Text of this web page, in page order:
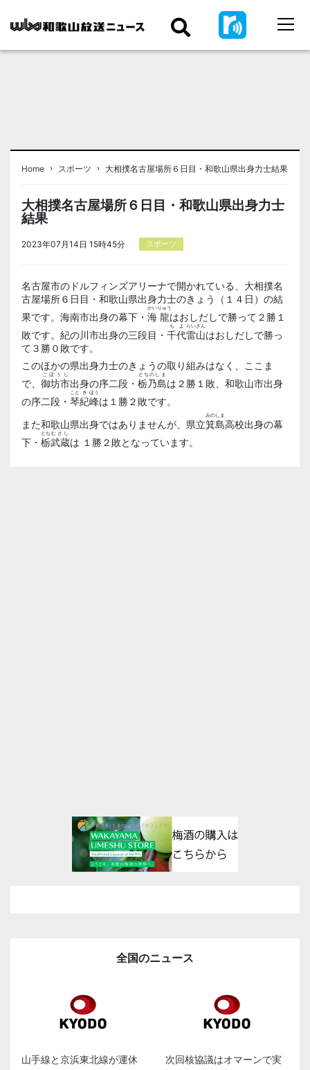
Home › スポーツ › 大相撲名古屋場所６日目・和歌山県出身力士結果
大相撲名古屋場所６日目・和歌山県出身力士
結果
2023年07月14日 15時45分 スポーツ
名古屋市のドルフィンズアリーナで開かれている、大相撲名
古屋場所６日目・和歌山県出身力士のきょう（１４日）の結
果です。海南市出身の幕下・ 海
かい
龍
りゅう
はおしだしで勝って２勝１
敗です。紀の川市出身の三段目・ 千代
ちよ
雷山
らいざん
はおしだしで勝っ
て３勝０敗です。
このほかの県出身力士のきょうの取り組みはなく、ここま
で、 御坊市
ごぼうし
出身の序二段・ 栃乃島
とちのしま
は２勝１敗、和歌山市出身
の序二段・ 琴
こと
紀
き
峰
ほう
は１勝２敗です。
また和歌山県出身ではありませんが、県立箕島
みのしま
高校出身の幕
下・ 栃
とち
武蔵
むさし
は １勝２敗となっています。
全国のニュース
山手線と京浜東北線が運休
次回核協議はオマーンで実